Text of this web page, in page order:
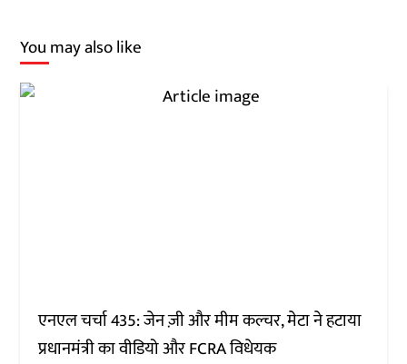
You may also like
एनएल चर्चा 435: जेन ज़ी और मीम कल्चर, मेटा ने हटाया
प्रधानमंत्री का वीडियो और FCRA विधेयक